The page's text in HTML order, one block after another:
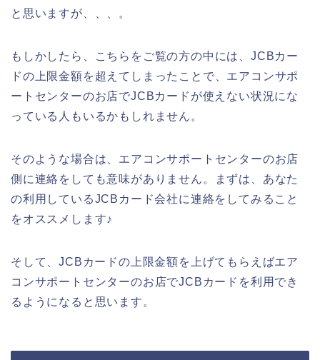
と思いますが、、、。
もしかしたら、こちらをご覧の方の中には、JCBカー
ドの上限金額を超えてしまったことで、エアコンサポ
ートセンターのお店でJCBカードが使えない状況にな
っている人もいるかもしれません。
そのような場合は、エアコンサポートセンターのお店
側に連絡をしても意味がありません。まずは、あなた
の利用しているJCBカード会社に連絡をしてみること
をオススメします♪
そして、JCBカードの上限金額を上げてもらえばエア
コンサポートセンターのお店でJCBカードを利用でき
るようになると思います。